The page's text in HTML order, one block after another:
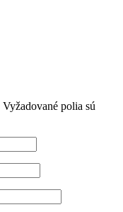
Vyžadované polia sú